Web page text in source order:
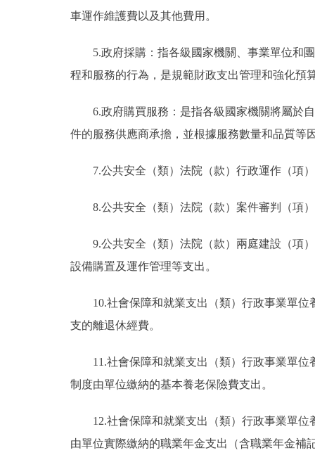
車運作維護費以及其他費用。
5.政府採購：指各級國家機關、事業單位和
程和服務的行為，是規範財政支出管理和強化預
6.政府購買服務：是指各級國家機關將屬於
件的服務供應商承擔，並根據服務數量和品質等
7.公共安全（類）法院（款）行政運作（項
8.公共安全（類）法院（款）案件審判（項
9.公共安全（類）法院（款）兩庭建設（項
設備購置及運作管理等支出。
10.社會保障和就業支出（類）行政事業單
支的離退休經費。
11.社會保障和就業支出（類）行政事業單
制度由單位繳納的基本養老保險費支出。
12.社會保障和就業支出（類）行政事業單
由單位實際繳納的職業年金支出（含職業年金補